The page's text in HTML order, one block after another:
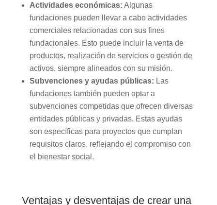
Actividades económicas: Algunas
fundaciones pueden llevar a cabo actividades
comerciales relacionadas con sus fines
fundacionales. Esto puede incluir la venta de
productos, realización de servicios o gestión de
activos, siempre alineados con su misión.
Subvenciones y ayudas públicas: Las
fundaciones también pueden optar a
subvenciones competidas que ofrecen diversas
entidades públicas y privadas. Estas ayudas
son específicas para proyectos que cumplan
requisitos claros, reflejando el compromiso con
el bienestar social.
Ventajas y desventajas de crear una